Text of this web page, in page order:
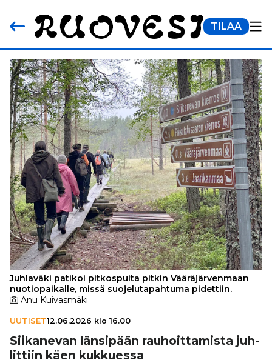
TILAA
Juhlaväki patikoi pitkospuita pitkin Vääräjärvenmaan
nuotiopaikalle, missä suojelutapahtuma pidettiin.
Anu Kuivasmäki
UUTISET12.06.2026 klo 16.00
Sii­ka­ne­van länsipään rau­hoit­ta­mista juh­
lit­tiin käen kukkuessa